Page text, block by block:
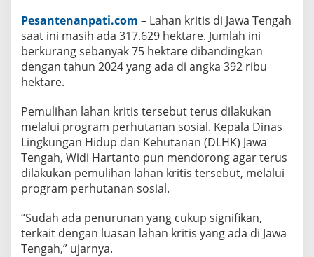
t
a
r
e
Pesantenanpati.com – Lahan kritis di Jawa Tengah
saat ini masih ada 317.629 hektare. Jumlah ini
berkurang sebanyak 75 hektare dibandingkan
dengan tahun 2024 yang ada di angka 392 ribu
hektare.
Pemulihan lahan kritis tersebut terus dilakukan
melalui program perhutanan sosial. Kepala Dinas
Lingkungan Hidup dan Kehutanan (DLHK) Jawa
Tengah, Widi Hartanto pun mendorong agar terus
dilakukan pemulihan lahan kritis tersebut, melalui
program perhutanan sosial.
“Sudah ada penurunan yang cukup signifikan,
terkait dengan luasan lahan kritis yang ada di Jawa
Tengah,” ujarnya.